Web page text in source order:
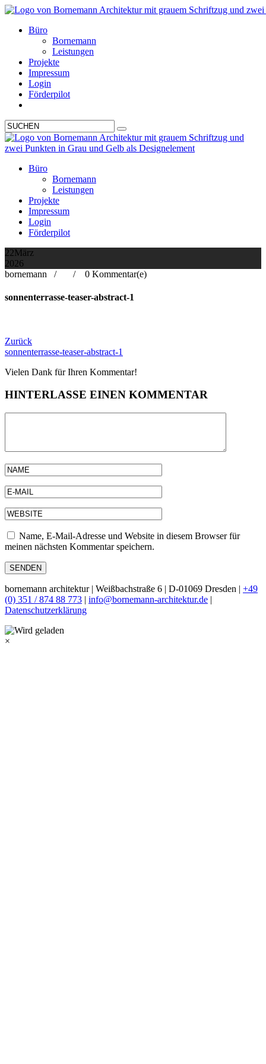
Büro
Bornemann
Leistungen
Projekte
Impressum
Login
Förderpilot
Büro
Bornemann
Leistungen
Projekte
Impressum
Login
Förderpilot
22März
2026
bornemann /
/ 0 Kommentar(e)
sonnenterrasse-teaser-abstract-1
Beitragsnavigation
Zurück
sonnenterrasse-teaser-abstract-1
Vielen Dank für Ihren Kommentar!
HINTERLASSE EINEN KOMMENTAR
Name, E-Mail-Adresse und Website in diesem Browser für
meinen nächsten Kommentar speichern.
bornemann architektur | Weißbachstraße 6 | D-01069 Dresden | +49
(0) 351 / 874 88 773 | info@bornemann-architektur.de |
Datenschutzerklärung
×